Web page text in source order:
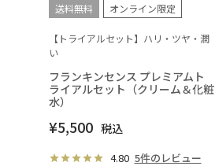
送料無料 オンライン限定
【トライアルセット】ハリ・ツヤ・潤
い
フランキンセンス プレミアムト
ライアルセット（クリーム＆化粧
水）
¥5,500 税込
4.80 5件のレビュー